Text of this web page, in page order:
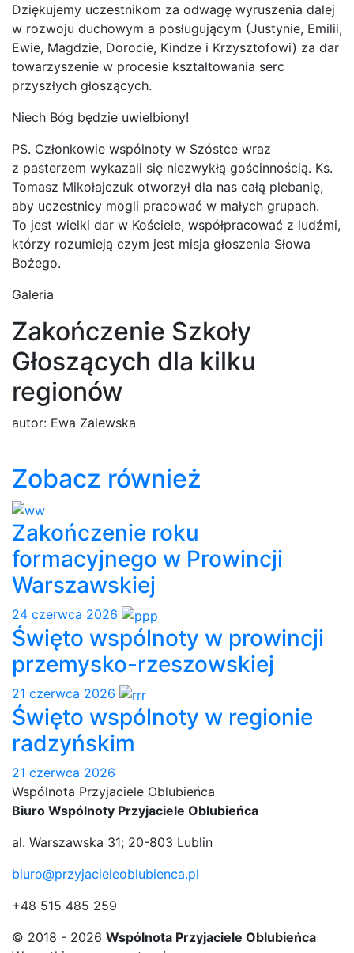
Dziękujemy uczestnikom za odwagę wyruszenia dalej
w rozwoju duchowym a posługującym (Justynie, Emilii,
Ewie, Magdzie, Dorocie, Kindze i Krzysztofowi) za dar
towarzyszenie w procesie kształtowania serc
przyszłych głoszących.
Niech Bóg będzie uwielbiony!
PS. Członkowie wspólnoty w Szóstce wraz
z pasterzem wykazali się niezwykłą gościnnością. Ks.
Tomasz Mikołajczuk otworzył dla nas całą plebanię,
aby uczestnicy mogli pracować w małych grupach.
To jest wielki dar w Kościele, współpracować z ludźmi,
którzy rozumieją czym jest misja głoszenia Słowa
Bożego.
Galeria
Zakończenie Szkoły
Głoszących dla kilku
regionów
autor: Ewa Zalewska
Zobacz również
Zakończenie roku
formacyjnego w Prowincji
Warszawskiej
24 czerwca 2026
Święto wspólnoty w prowincji
przemysko-rzeszowskiej
21 czerwca 2026
Święto wspólnoty w regionie
radzyńskim
21 czerwca 2026
Wspólnota Przyjaciele Oblubieńca
Biuro Wspólnoty Przyjaciele Oblubieńca
al. Warszawska 31; 20-803 Lublin
biuro@przyjacieleoblubienca.pl
+48 515 485 259
© 2018 - 2026 Wspólnota Przyjaciele Oblubieńca